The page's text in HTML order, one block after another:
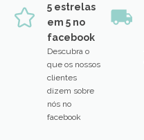
5 estrelas
em 5 no
facebook
Descubra o
que os nossos
clientes
dizem sobre
nós no
facebook